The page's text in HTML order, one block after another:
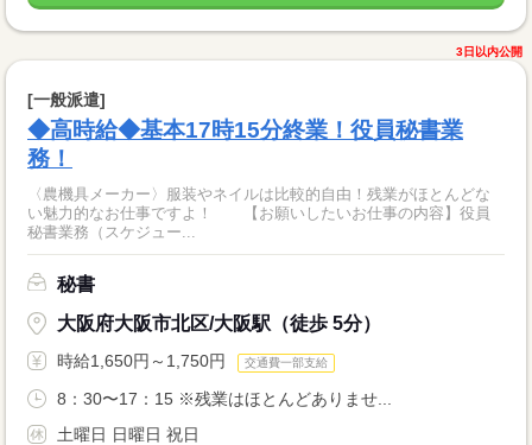
3日以内公開
[一般派遣]
◆高時給◆基本17時15分終業！役員秘書業
務！
〈農機具メーカー〉服装やネイルは比較的自由！残業がほとんどな
い魅力的なお仕事ですよ！ 【お願いしたいお仕事の内容】役員
秘書業務（スケジュー...
秘書
大阪府大阪市北区/大阪駅（徒歩 5分）
時給1,650円～1,750円 交通費一部支給
8：30〜17：15 ※残業はほとんどありませ...
土曜日 日曜日 祝日